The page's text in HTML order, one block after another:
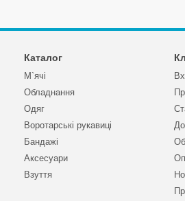
Каталог
М`ячі
Обладнання
Одяг
Воротарські рукавиці
Бандажі
Аксесуари
Взуття